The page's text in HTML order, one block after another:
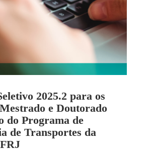
2025.2 para os
e Doutorado
do Programa de
de Transportes da